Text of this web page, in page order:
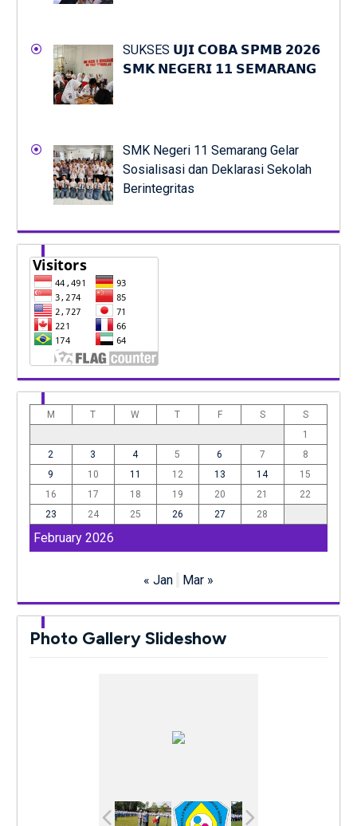
SUKSES 𝗨𝗝𝗜 𝗖𝗢𝗕𝗔 𝗦𝗣𝗠𝗕 𝟮𝟬𝟮𝟲
𝗦𝗠𝗞 𝗡𝗘𝗚𝗘𝗥𝗜 𝟭𝟭 𝗦𝗘𝗠𝗔𝗥𝗔𝗡𝗚
SMK Negeri 11 Semarang Gelar
Sosialisasi dan Deklarasi Sekolah
Berintegritas
February 2026
M T W T F S
S
1
2
3 4 5 6 7
8
9
10 11 12 13 14
15
16
17 18 19 20 21
22
23
24 25 26 27 28
« Jan Mar »
Photo Gallery Slideshow